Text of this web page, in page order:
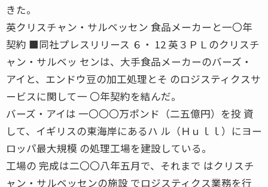
きた。
英クリスチャン・サルベッセン 食品メーカーと一〇年
契約 ■同社プレスリリース ６・ 12 英３ＰＬのクリスチ
ャン・サルベッ センは、大手食品メーカーのバーズ・
アイと、エンドウ豆の加工処理とそ のロジスティクスサ
ービスに関して一 〇年契約を結んだ。
バーズ・アイは 一〇〇〇万ポンド（二五億円）を投 資
して、イギリスの東海岸にあるハ ル（Ｈｕｌｌ）にヨー
ロッパ最大規模 の処理工場を建設している。
工場の 完成は二〇〇八年五月で、それまで はクリスチ
ャン・サルベッセンの施設 でロジスティクス業務を行